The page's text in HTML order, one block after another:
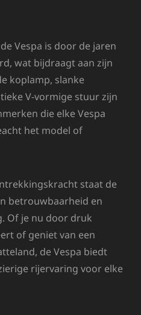
Vespa is door de jaren
wat bijdraagt aan zijn
koplamp, slanke
V-vormige stuur zijn
die elke Vespa
het model of
staat de
betrouwbaarheid en
Of je nu door druk
of geniet van een
de Vespa biedt
rijervaring voor elke